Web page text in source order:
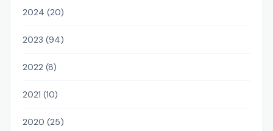
2024 (20)
2023 (94)
2022 (8)
2021 (10)
2020 (25)